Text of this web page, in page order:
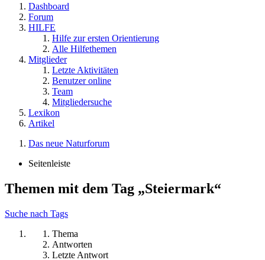
Dashboard
Forum
HILFE
Hilfe zur ersten Orientierung
Alle Hilfethemen
Mitglieder
Letzte Aktivitäten
Benutzer online
Team
Mitgliedersuche
Lexikon
Artikel
Das neue Naturforum
Seitenleiste
Themen mit dem Tag „Steiermark“
Suche nach Tags
Thema
Antworten
Letzte Antwort